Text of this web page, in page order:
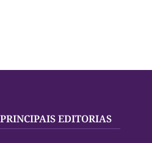
PRINCIPAIS EDITORIAS